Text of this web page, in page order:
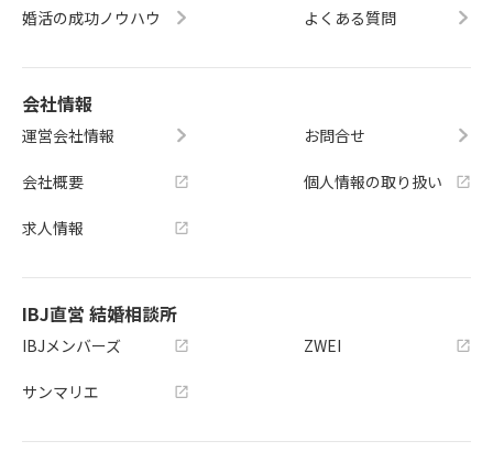
婚活の成功ノウハウ よくある質問
会社情報
運営会社情報
会社概要
求人情報
お問合せ
個人情報の取り扱い
IBJ直営 結婚相談所
IBJメンバーズ
サンマリエ
ZWEI